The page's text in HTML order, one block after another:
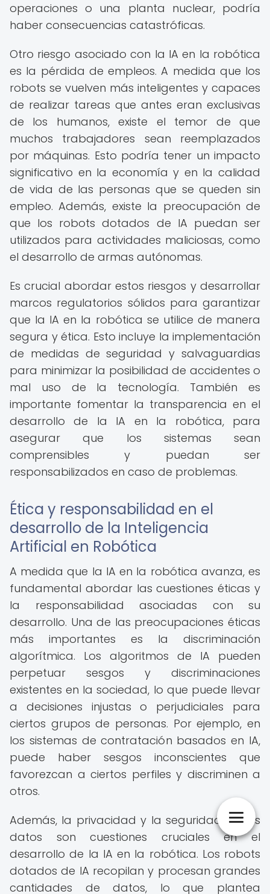
operaciones o una planta nuclear, podría
haber consecuencias catastróficas.
Otro riesgo asociado con la IA en la robótica
es la pérdida de empleos. A medida que los
robots se vuelven más inteligentes y capaces
de realizar tareas que antes eran exclusivas
de los humanos, existe el temor de que
muchos trabajadores sean reemplazados
por máquinas. Esto podría tener un impacto
significativo en la economía y en la calidad
de vida de las personas que se queden sin
empleo. Además, existe la preocupación de
que los robots dotados de IA puedan ser
utilizados para actividades maliciosas, como
el desarrollo de armas autónomas.
Es crucial abordar estos riesgos y desarrollar
marcos regulatorios sólidos para garantizar
que la IA en la robótica se utilice de manera
segura y ética. Esto incluye la implementación
de medidas de seguridad y salvaguardias
para minimizar la posibilidad de accidentes o
mal uso de la tecnología. También es
importante fomentar la transparencia en el
desarrollo de la IA en la robótica, para
asegurar que los sistemas sean
comprensibles y puedan ser
responsabilizados en caso de problemas.
Ética y responsabilidad en el
desarrollo de la Inteligencia
Artificial en Robótica
A medida que la IA en la robótica avanza, es
fundamental abordar las cuestiones éticas y
la responsabilidad asociadas con su
desarrollo. Una de las preocupaciones éticas
más importantes es la discriminación
algorítmica. Los algoritmos de IA pueden
perpetuar sesgos y discriminaciones
existentes en la sociedad, lo que puede llevar
a decisiones injustas o perjudiciales para
ciertos grupos de personas. Por ejemplo, en
los sistemas de contratación basados en IA,
puede haber sesgos inconscientes que
favorezcan a ciertos perfiles y discriminen a
otros.
Además, la privacidad y la seguridad de los
datos son cuestiones cruciales en el
desarrollo de la IA en la robótica. Los robots
dotados de IA recopilan y procesan grandes
cantidades de datos, lo que plantea